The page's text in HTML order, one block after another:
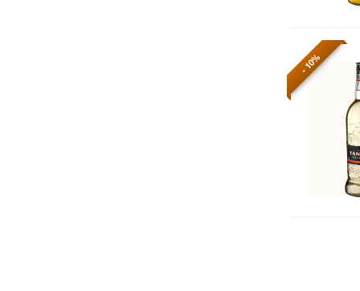
- 10%